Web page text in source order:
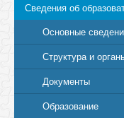
Сведения об
Основные
Структура и
Документы
Образование